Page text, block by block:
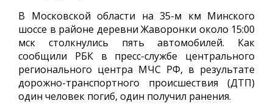
В Московской области на 35-м км Минского
шоссе в районе деревни Жаворонки около 15:00
мск столкнулись пять автомобилей. Как
сообщили РБК в пресс-службе центрального
регионального центра МЧС РФ, в результате
дорожно-транспортного происшествия (ДТП)
один человек погиб, один получил ранения.